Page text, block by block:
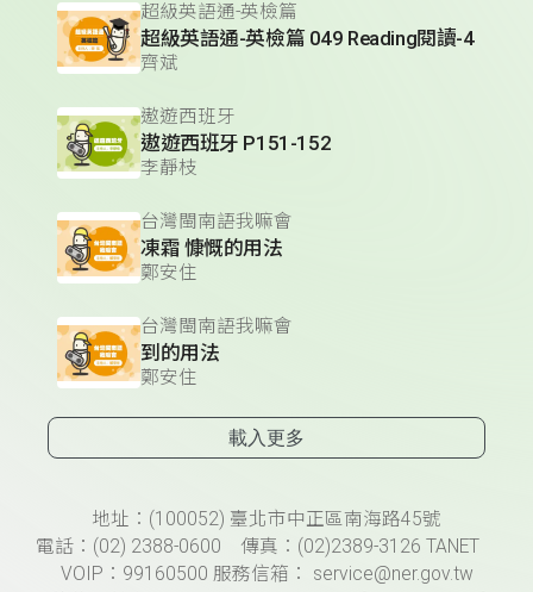
超級英語通-英檢篇
超級英語通-英檢篇 049 Reading閱讀-4
齊斌
遨遊西班牙
遨遊西班牙 P151-152
李靜枝
台灣閩南語我嘛會
凍霜 慷慨的用法
鄭安住
台灣閩南語我嘛會
到的用法
鄭安住
載入更多
頁尾資訊地址：(100052) 臺北市中正區南海路45號
電話：(02) 2388-0600 傳真：(02)2389-3126 TANET
VOIP：99160500 服務信箱： service@ner.gov.tw